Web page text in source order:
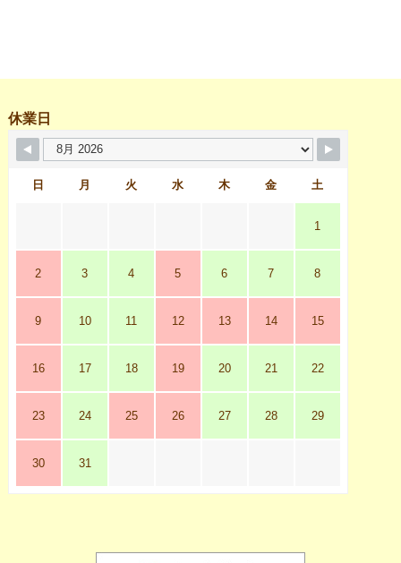
休業日
日 月 火 水 木 金 土
1
2 3 4 5 6 7 8
9 10 11 12 13 14 15
16 17 18 19 20 21 22
23 24 25 26 27 28 29
30 31